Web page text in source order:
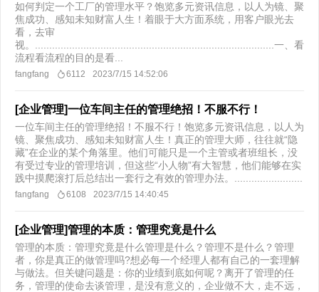
如何判定一个工厂的管理水平？饱览多元资讯信息，以人为镜、聚
焦成功、感知未知财富人生！着眼于大方面系统，用客户眼光去
看，去审
视。....................................................................................一、看
流程看流程的目的是看...
fangfang 6112 2023/7/15 14:52:06
[企业管理]一位车间主任的管理绝招！不服不行！
一位车间主任的管理绝招！不服不行！饱览多元资讯信息，以人为
镜、聚焦成功、感知未知财富人生！真正的管理大师，往往就“隐
藏”在企业的某个角落里。他们可能只是一个主管或者班组长，没
有受过专业的管理培训，但这些“小人物”有大智慧，他们能够在实
践中摸爬滚打后总结出一套行之有效的管理办法。........................
fangfang 6108 2023/7/15 14:40:45
[企业管理]管理的本质：管理究竟是什么
管理的本质：管理究竟是什么管理是什么？管理不是什么？管理
者，你是真正的做管理吗?想必每一个经理人都有自己的一套理解
与做法。但关键问题是：你的业绩到底如何呢？离开了管理的任
务，管理的使命去谈管理，是没有意义的，企业做不大，走不远，